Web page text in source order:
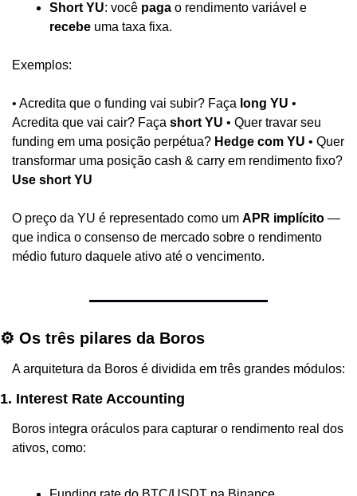
Short YU: você paga
recebe uma taxa fixa.
Exemplos:
• Acredita que o funding vai subir? Faça long YU •
Acredita que vai cair? Faça short YU • Quer travar seu
funding em uma posição perpétua? Hedge com YU • Quer
Use short YU
O preço da YU é representado como um APR implícito —
que indica o consenso de mercado sobre o rendimento
médio futuro daquele ativo até o vencimento.
⚙️ Os três pilares da Boros
A arquitetura da Boros é dividida em três grandes módulos:
1. Interest Rate Accounting
Boros integra oráculos para capturar o rendimento real dos
ativos, como: